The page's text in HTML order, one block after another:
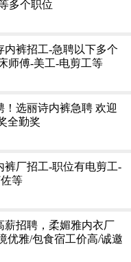
多个职位
内裤招工-急聘以下多个
师傅-美工-电剪工等
！选丽诗内裤急聘 欢迎
全勤奖
裤厂招工-职位有电剪工-
等
薪招聘，柔媚雅内衣厂
优雅/包食宿工价高/诚邀